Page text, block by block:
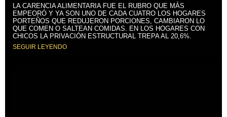
LA CARENCIA ALIMENTARIA FUE EL RUBRO QUE MÁS
EMPEORÓ Y YA SON UNO DE CADA CUATRO LOS HOGARES
PORTEÑOS QUE REDUJERON PORCIONES, CAMBIARON LO
QUE COMEN O SALTEAN COMIDAS. EN LOS HOGARES CON
CHICOS LA PRIVACIÓN ESTRUCTURAL TREPA AL 20,6%.
SEGUIR LEYENDO